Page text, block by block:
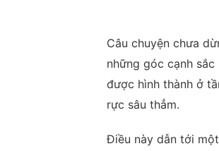
Câu chuyện chưa
những góc cạnh
được hình thành ở
rực sâu thẳm.
Điều này dẫn tới